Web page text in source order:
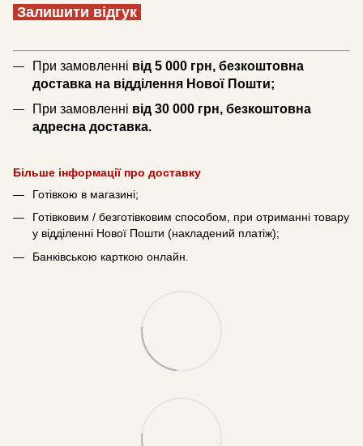
Залишити відгук
При замовленні від 5 000 грн, безкоштовна
доставка на відділення Нової Пошти;
При замовленні від 30 000 грн, безкоштовна
адресна доставка.
Більше інформації про доставку
Готівкою в магазині;
Готівковим / безготівковим способом, при отриманні товару
у відділенні Нової Пошти (накладений платіж);
Банківською карткою онлайн.